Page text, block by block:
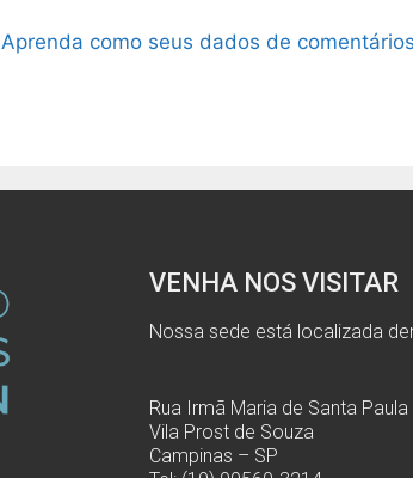
Aprenda como seus dados de comentários
VENHA NOS VISITAR
Nossa sede está localizada
Rua Irmã Maria de Santa Paula
Vila Prost de Souza
Campinas – SP